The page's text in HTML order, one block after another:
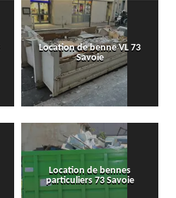
Location de benne VL 73
Savoie
Location de bennes
particuliers 73 Savoie